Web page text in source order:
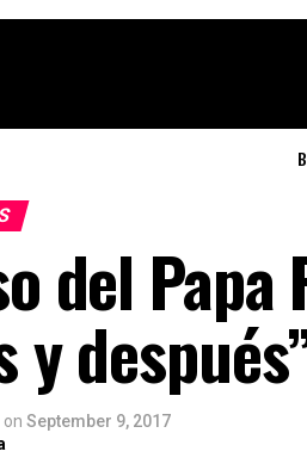
del
y
on September 9, 2017